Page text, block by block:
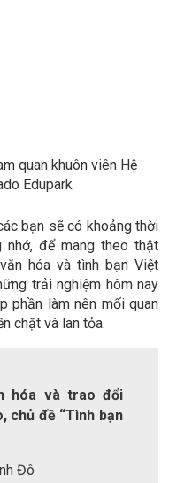
quan khuôn viên Hệ
Edupark
bạn sẽ có khoảng thời
nhớ, để mang theo thật
hóa và tình bạn Việt
trải nghiệm hôm nay
phần làm nên mối quan
chặt và lan tỏa.
hóa và trao đổi
chủ đề “Tình bạn
Đô